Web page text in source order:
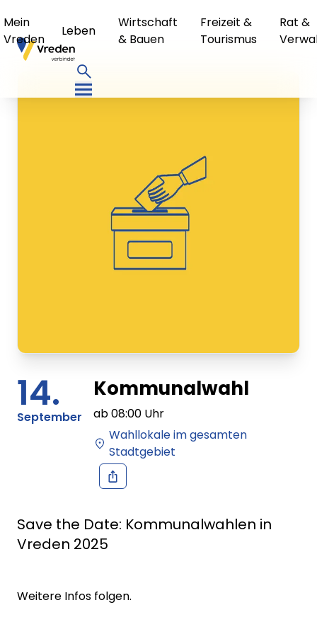
Mein
Vreden
Leben
Wirtschaft
& Bauen
Freizeit &
Tourismus
Rat &
14.
September
Kommunalwahl
ab08:00 Uhr
Wahllokale im gesamten
Stadtgebiet
Save the Date: Kommunalwahlen in
Vreden 2025
Weitere Infos folgen.